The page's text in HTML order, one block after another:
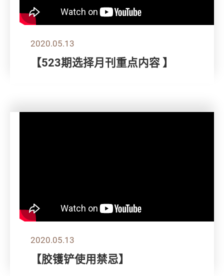
2020.05.13
【523期选择月刊重点内容 】
2020.05.13
【胶镬铲使用禁忌】